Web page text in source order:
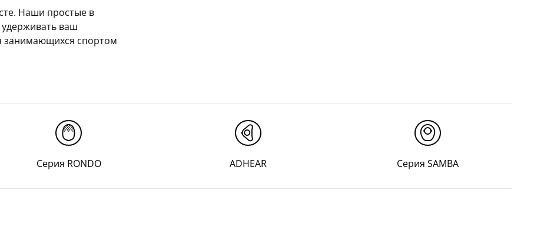
Наши простые в
ваш
занимающихся спортом
Серия RONDO ADHEAR Серия SAMBA